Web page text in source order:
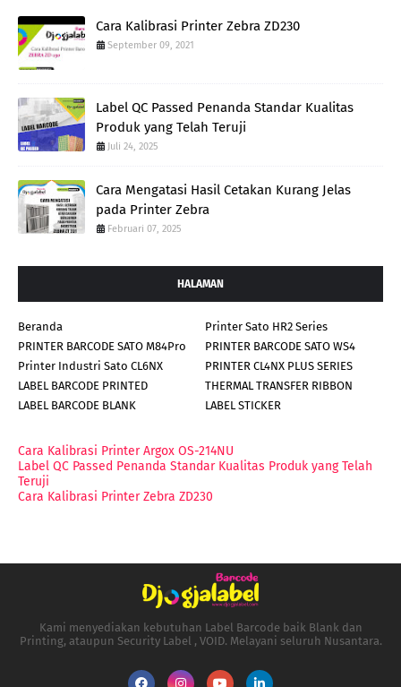
Cara Kalibrasi Printer Zebra ZD230
September 09, 2021
Label QC Passed Penanda Standar Kualitas
Produk yang Telah Teruji
Juli 24, 2025
Cara Mengatasi Hasil Cetakan Kurang Jelas
pada Printer Zebra
Februari 07, 2025
HALAMAN
Beranda
Printer Sato HR2 Series
PRINTER BARCODE SATO M84Pro
PRINTER BARCODE SATO WS4
Printer Industri Sato CL6NX
PRINTER CL4NX PLUS SERIES
LABEL BARCODE PRINTED
THERMAL TRANSFER RIBBON
LABEL BARCODE BLANK
LABEL STICKER
Cara Kalibrasi Printer Argox OS-214NU
Label QC Passed Penanda Standar Kualitas Produk yang Telah
Teruji
Cara Kalibrasi Printer Zebra ZD230
Kami menyediakan kebutuhan Label Barcode baik Blank dan
Printing, ataupun Security Label , VOID. Melayani seluruh Nusantara.